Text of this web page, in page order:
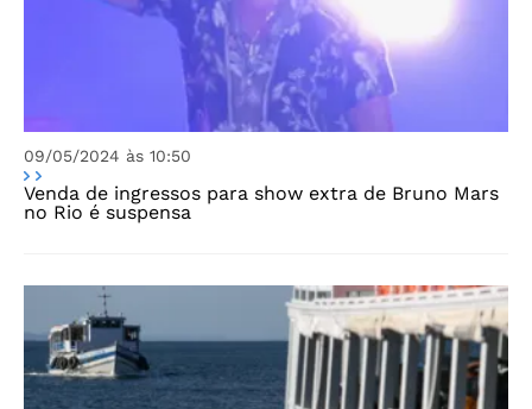
09/05/2024 às 10:50
Venda de ingressos para show extra de Bruno Mars
no Rio é suspensa